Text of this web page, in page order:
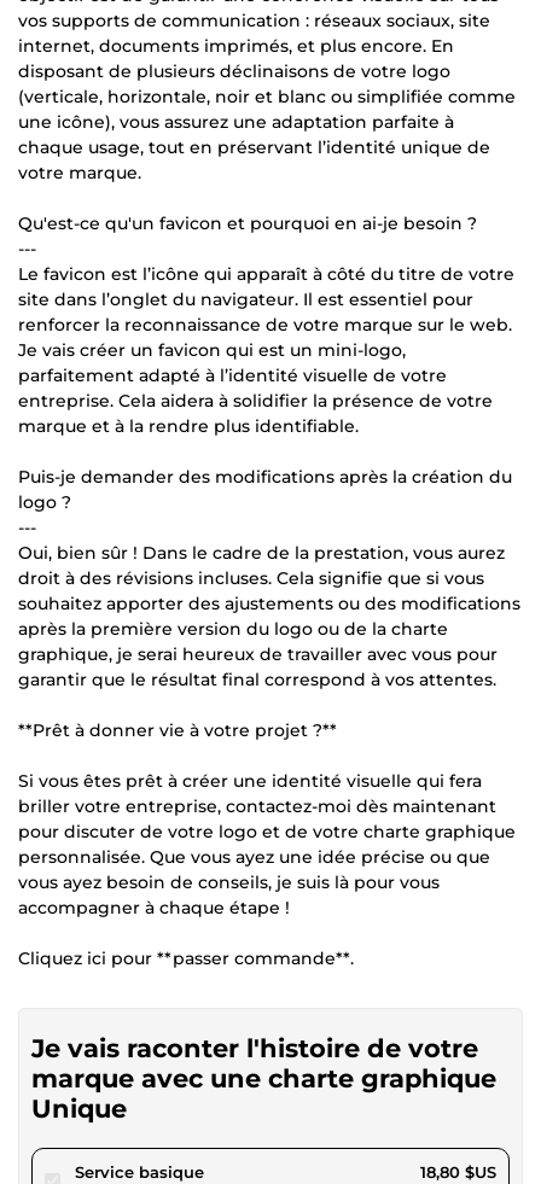
vos supports de communication : réseaux sociaux, site
internet, documents imprimés, et plus encore. En
disposant de plusieurs déclinaisons de votre logo
(verticale, horizontale, noir et blanc ou simplifiée comme
une icône), vous assurez une adaptation parfaite à
chaque usage, tout en préservant l’identité unique de
votre marque.
Qu'est-ce qu'un favicon et pourquoi en ai-je besoin ?
---
Le favicon est l’icône qui apparaît à côté du titre de votre
site dans l’onglet du navigateur. Il est essentiel pour
renforcer la reconnaissance de votre marque sur le web.
Je vais créer un favicon qui est un mini-logo,
parfaitement adapté à l’identité visuelle de votre
entreprise. Cela aidera à solidifier la présence de votre
marque et à la rendre plus identifiable.
Puis-je demander des modifications après la création du
logo ?
---
Oui, bien sûr ! Dans le cadre de la prestation, vous aurez
droit à des révisions incluses. Cela signifie que si vous
souhaitez apporter des ajustements ou des modifications
après la première version du logo ou de la charte
graphique, je serai heureux de travailler avec vous pour
garantir que le résultat final correspond à vos attentes.
**Prêt à donner vie à votre projet ?**
Si vous êtes prêt à créer une identité visuelle qui fera
briller votre entreprise, contactez-moi dès maintenant
pour discuter de votre logo et de votre charte graphique
personnalisée. Que vous ayez une idée précise ou que
vous ayez besoin de conseils, je suis là pour vous
accompagner à chaque étape !
Cliquez ici pour **passer commande**.
Je vais raconter l'histoire de votre
marque avec une charte graphique
Unique
Service basiquepour 17,32 $US 18,80 $US